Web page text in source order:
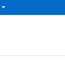
Rozmiar czcionki 200%